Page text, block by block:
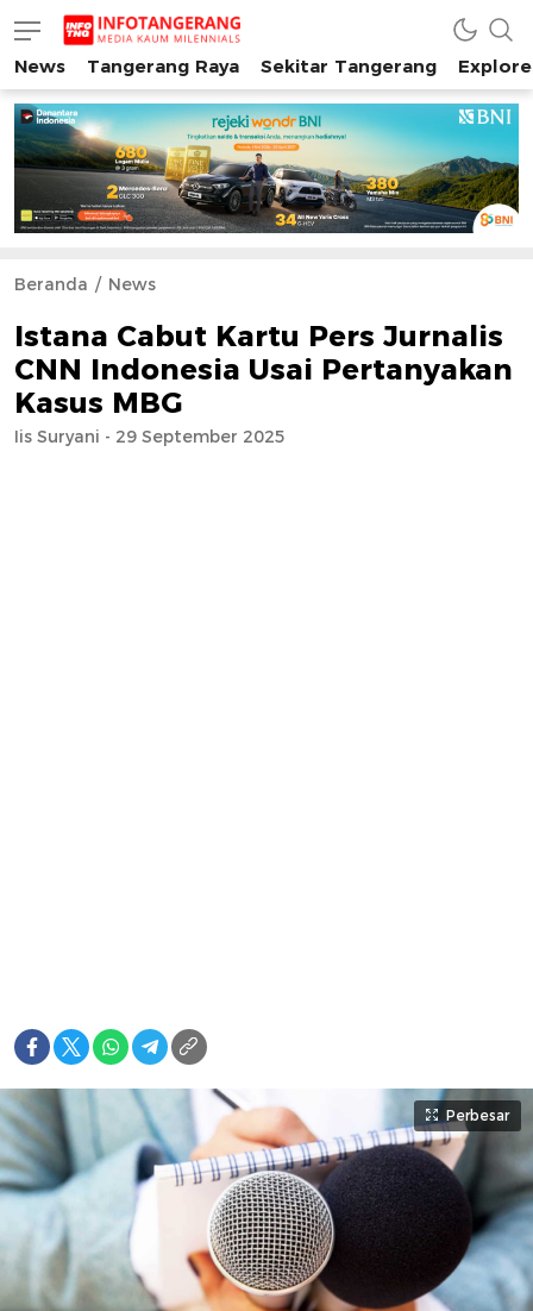
INFO TANGERANG
Media Kaum Millenials Tangerang Raya
News Tangerang Raya Sekitar Tangerang
Beranda News
Istana Cabut Kartu Pers Jurnalis
CNN Indonesia Usai Pertanyakan
Kasus MBG
Iis Suryani - 29 September 2025
Perbesar